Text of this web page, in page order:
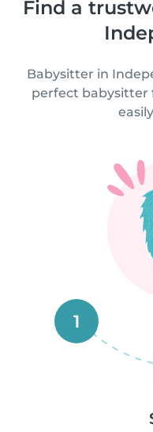
Find a
Babysitter in
perfect babysitter
1